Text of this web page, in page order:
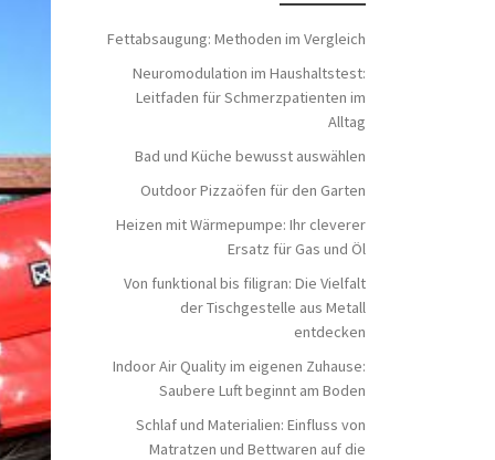
Fettabsaugung: Methoden im Vergleich
Neuromodulation im Haushaltstest:
Leitfaden für Schmerzpatienten im
Alltag
Bad und Küche bewusst auswählen
Outdoor Pizzaöfen für den Garten
Heizen mit Wärmepumpe: Ihr cleverer
Ersatz für Gas und Öl
Von funktional bis filigran: Die Vielfalt
der Tischgestelle aus Metall
entdecken
Indoor Air Quality im eigenen Zuhause:
Saubere Luft beginnt am Boden
Schlaf und Materialien: Einfluss von
Matratzen und Bettwaren auf die